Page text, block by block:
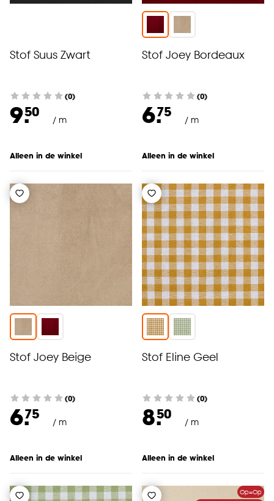
Stof Suus Zwart
(0)
9.50
/ m
Alleen in de winkel
Stof Joey Bordeaux
(0)
6.75
/ m
Alleen in de winkel
Stof Joey Beige
(0)
6.75
/ m
Alleen in de winkel
Stof Eline Geel
(0)
8.50
/ m
Alleen in de winkel
Op=Op